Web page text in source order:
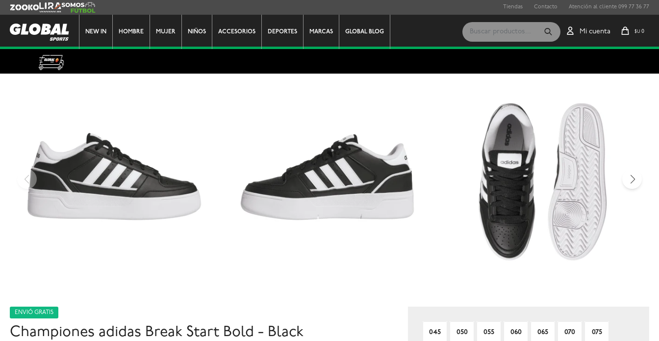
NEW IN HOMBRE MUJER NIÑOS ACCESORIOS DEPORTES MARCAS GLOBAL BLOG $U 0
Zooko Lira Somos Futbol Tiendas Contacto Atención al cliente 099 77 36 77
ENVIÓ GRATIS
Championes adidas Break Start Bold - Black 045 050 055 060 065 070 075